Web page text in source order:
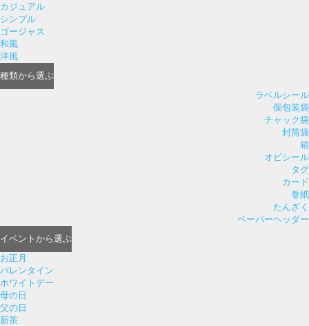
カジュアル
シンプル
ゴージャス
和風
洋風
種類から選ぶ
ラベルシール
個包装袋
チャック袋
封筒袋
箱
オビシール
タグ
カード
巻紙
たんざく
ペーパーヘッダー
イベント から選ぶ
お正月
バレンタイン
ホワイトデー
母の日
父の日
新茶